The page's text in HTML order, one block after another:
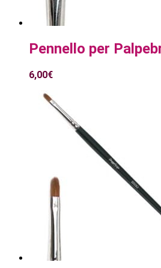
Pennello per
6,00€